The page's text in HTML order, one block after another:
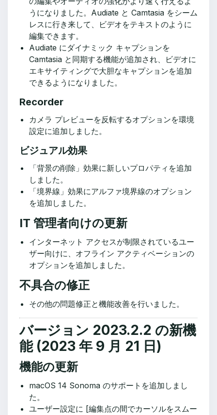
うになりました。Audiate と Camtasia をシーム
レスに行き来して、ビデオをテキストのように
編集できます。
Audiate にダイナミック キャプションを
Camtasia と同期する機能が追加され、ビデオに
エキサイティングで大胆なキャプションを追加
できるようになりました。
Recorder
カメラ プレビューを反転するオプションを環境
設定に追加しました。
ビジュアル効果
「背景の削除」効果に新しいプロパティを追加
しました。
「境界線」効果にアルファ境界線のオプション
を追加しました。
IT 管理者向けの更新
インターネット アクセスが制限されているユー
ザー向けに、オフライン アクティベーションの
オプションを追加しました。
不具合の修正
その他の問題修正と機能改善を行いました。
バージョン 2023.2.2 の新機
能 (2023 年 9 月 21 日)
機能の更新
macOS 14 Sonoma のサポートを追加しまし
た。
ユーザー設定に [編集点の間でカーソルをスムー